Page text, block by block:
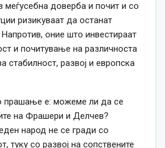
меѓусебна доверба и почит и со
ризикуваат да останат
оние што инвестираат
и почитување на различноста
стабилност, развој и европска
прашање е: можеме ли да се
на Фрашери и Делчев?
народ не се гради со
туку со развој на сопствените